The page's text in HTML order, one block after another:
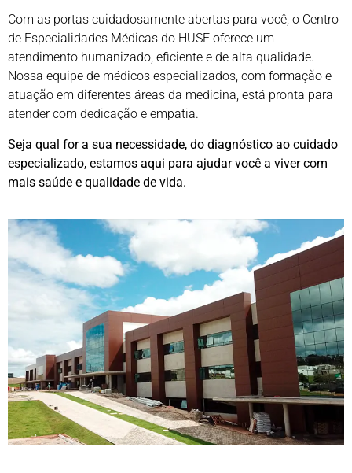
Com as portas cuidadosamente abertas para você, o Centro
de Especialidades Médicas do HUSF oferece um
atendimento humanizado, eficiente e de alta qualidade.
Nossa equipe de médicos especializados, com formação e
atuação em diferentes áreas da medicina, está pronta para
atender com dedicação e empatia.
Seja qual for a sua necessidade, do diagnóstico ao cuidado
especializado, estamos aqui para ajudar você a viver com
mais saúde e qualidade de vida.